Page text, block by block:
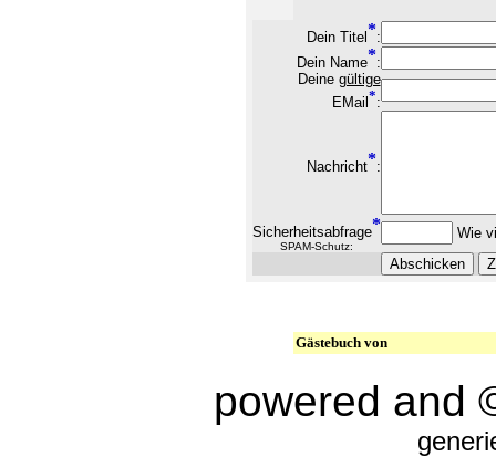
Dein Titel *:
Dein Name*:
Deine gültige
EMail *:
Nachricht*:
Sicherheitsabfrage*
SPAM-Schutz:
Wie
Gästebuch von
powered and